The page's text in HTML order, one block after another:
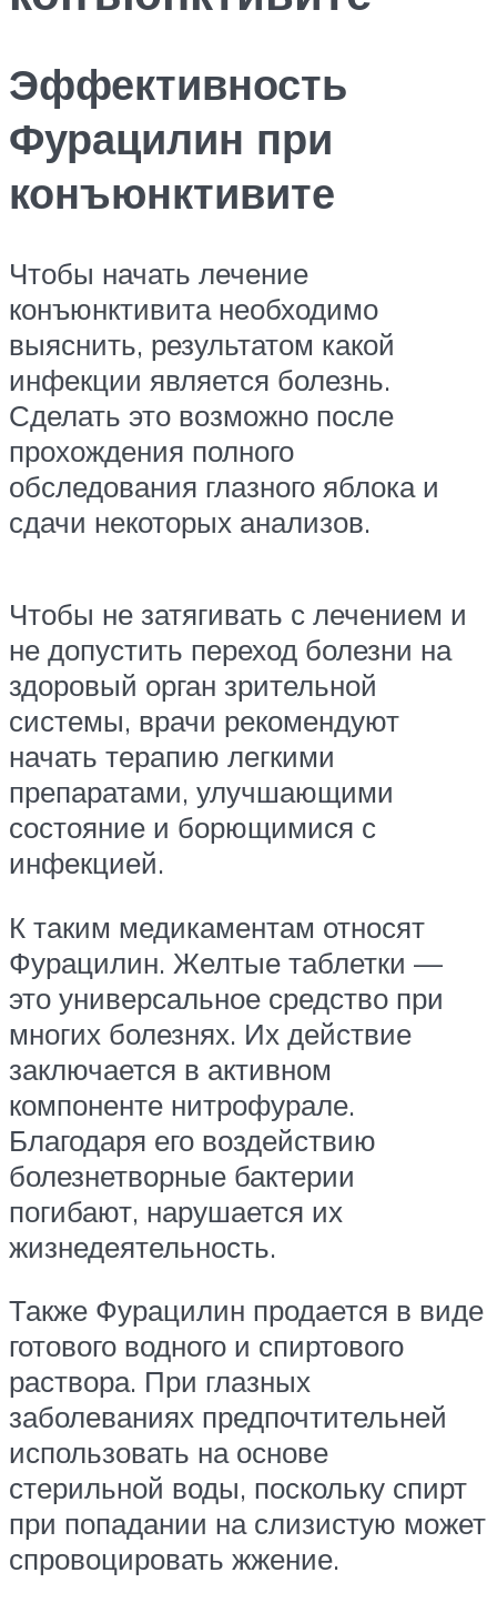
Эффективность
Фурацилин при
конъюнктивите
Чтобы начать лечение
конъюнктивита необходимо
выяснить, результатом какой
инфекции является болезнь.
Сделать это возможно после
прохождения полного
обследования глазного яблока и
сдачи некоторых анализов.
Чтобы не затягивать с лечением и
не допустить переход болезни на
здоровый орган зрительной
системы, врачи рекомендуют
начать терапию легкими
препаратами, улучшающими
состояние и борющимися с
инфекцией.
К таким медикаментам относят
Фурацилин. Желтые таблетки —
это универсальное средство при
многих болезнях. Их действие
заключается в активном
компоненте нитрофурале.
Благодаря его воздействию
болезнетворные бактерии
погибают, нарушается их
жизнедеятельность.
Также Фурацилин продается в виде
готового водного и спиртового
раствора. При глазных
заболеваниях предпочтительней
использовать на основе
стерильной воды, поскольку спирт
при попадании на слизистую может
спровоцировать жжение.